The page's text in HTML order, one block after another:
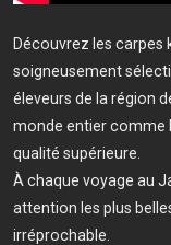
Découvrez les carpes
soigneusement
éleveurs de la région
monde entier comme
qualité supérieure.
À chaque voyage au
attention les plus
irréprochable.